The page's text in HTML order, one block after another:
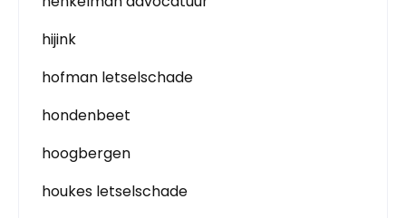
hijink
hofman letselschade
hondenbeet
hoogbergen
houkes letselschade